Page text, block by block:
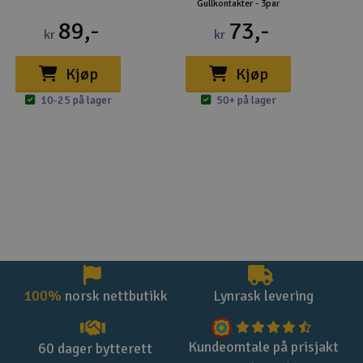
current connectors, better gearing or a smaller load.
kr 89,-
Kjøp
10-25 på lager
Gullkontakter - 3par
kr 73,-
Kjøp
50+ på lager
100% norsk nettbutikk Lynrask levering
60 dager bytterett Kundeomtale på prisjakt